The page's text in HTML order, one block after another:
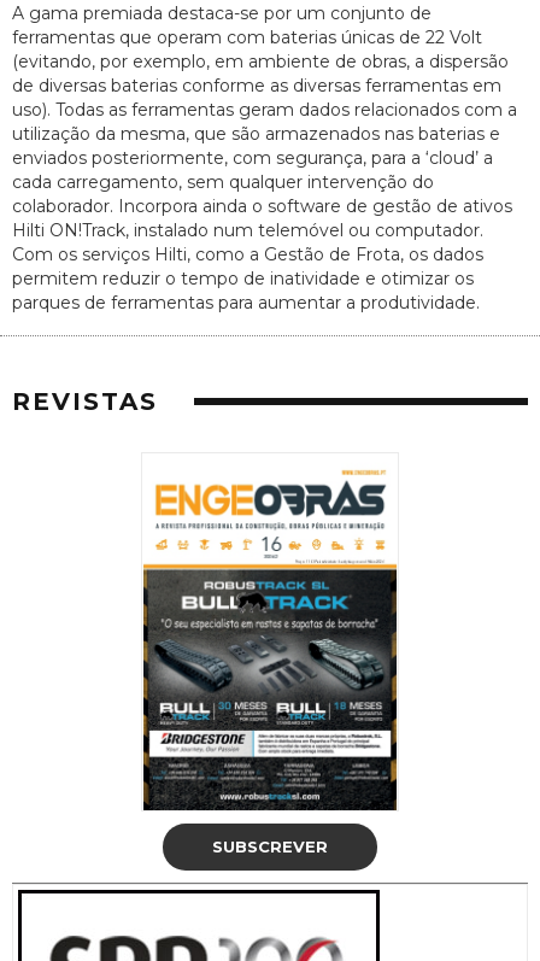
A gama premiada destaca-se por um conjunto de
ferramentas que operam com baterias únicas de 22 Volt
(evitando, por exemplo, em ambiente de obras, a dispersão
de diversas baterias conforme as diversas ferramentas em
uso). Todas as ferramentas geram dados relacionados com a
utilização da mesma, que são armazenados nas baterias e
enviados posteriormente, com segurança, para a ‘cloud’ a
cada carregamento, sem qualquer intervenção do
colaborador. Incorpora ainda o software de gestão de ativos
Hilti ON!Track, instalado num telemóvel ou computador.
Com os serviços Hilti, como a Gestão de Frota, os dados
permitem reduzir o tempo de inatividade e otimizar os
parques de ferramentas para aumentar a produtividade.
REVISTAS
SUBSCREVER